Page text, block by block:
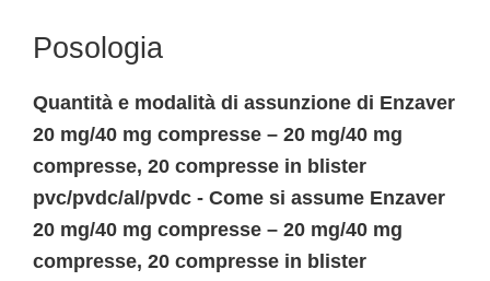
Posologia
Quantità e modalità di assunzione di Enzaver
20 mg/40 mg compresse – 20 mg/40 mg
compresse, 20 compresse in blister
pvc/pvdc/al/pvdc - Come si assume Enzaver
20 mg/40 mg compresse – 20 mg/40 mg
compresse, 20 compresse in blister